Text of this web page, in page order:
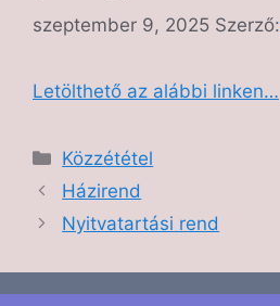
szeptember 9, 2025 Szerző:
Letölthető az alábbi linken…
Közzététel
Házirend
Nyitvatartási rend